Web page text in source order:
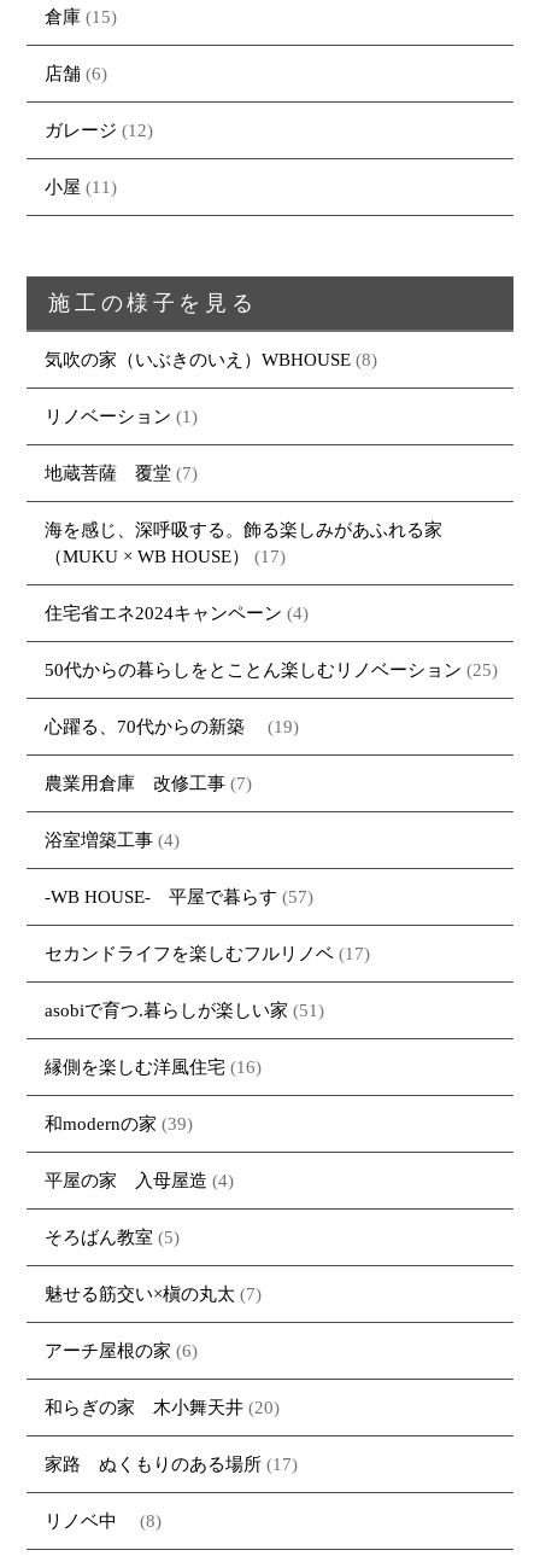
倉庫 (15)
店舗 (6)
ガレージ (12)
小屋 (11)
施工の様子を見る
気吹の家（いぶきのいえ）WBHOUSE (8)
リノベーション (1)
地蔵菩薩 覆堂 (7)
海を感じ、深呼吸する。飾る楽しみがあふれる家
（MUKU × WB HOUSE）
(17)
住宅省エネ2024キャンペーン (4)
50代からの暮らしをとことん楽しむリノベーション (25)
心躍る、70代からの新築 (19)
農業用倉庫 改修工事 (7)
浴室増築工事 (4)
-WB HOUSE- 平屋で暮らす (57)
セカンドライフを楽しむフルリノベ (17)
asobiで育つ.暮らしが楽しい家 (51)
縁側を楽しむ洋風住宅 (16)
和modernの家 (39)
平屋の家 入母屋造 (4)
そろばん教室 (5)
魅せる筋交い×槇の丸太 (7)
アーチ屋根の家 (6)
和らぎの家 木小舞天井 (20)
家路 ぬくもりのある場所 (17)
リノベ中 (8)
トップページ
ブログ
大工紹介
会社案内
採用情報
お問い合わせ
商品紹介
・MUKU
・MARUTA
ORDER
・REFORM
・MARUTAの家一覧
ORDERの家一覧
・REFORMの家一覧